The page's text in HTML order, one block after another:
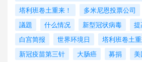
塔利班卷土重来！
多米尼恩投票公司
議題
什么情况 新型冠状病毒 提
白宫简报
世界环境日 塔利班卷土
新冠疫苗第三针
大肠癌 募捐 美